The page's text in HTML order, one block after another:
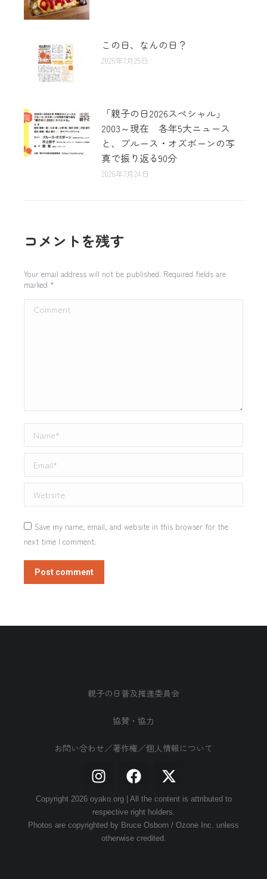
この日、なんの日？
2026年7月25日
「親子の日2026スペシャル」
2003～現在 各年5大ニュース
と、ブルース・オズボーンの写
真で振り返る90分
2026年7月24日
コメントを残す
Your email address will not be published. Required fields are
marked *
Comment
Name *
Email *
Website
Save my name, email, and website in this browser for the
next time I comment.
Post comment
親子の日普及推進委員会
協賛・協力
お問い合わせ／著作権／個人情報について
Copyright 2026 oyako.org | All the content is attributed to
respective right holders.
Photos are copyrighted by Bruce Osborn / Ozone Inc. unless
otherwise credited.